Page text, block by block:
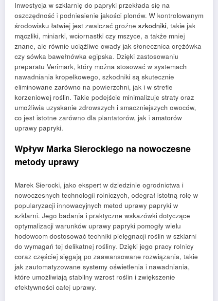
Inwestycja w szklarnię do papryki przekłada się na
oszczędność i podniesienie jakości plonów. W kontrolowanym
środowisku łatwiej jest zwalczać groźne szkodniki, takie jak
mączliki, miniarki, wciornastki czy mszyce, a także mniej
znane, ale równie uciążliwe owady jak słonecznica orężówka
czy sówka bawełnówka egipska. Dzięki zastosowaniu
preparatu Verimark, który można stosować w systemach
nawadniania kropelkowego, szkodniki są skutecznie
eliminowane zarówno na powierzchni, jak i w strefie
korzeniowej roślin. Takie podejście minimalizuje straty oraz
umożliwia uzyskanie zdrowszych i smaczniejszych owoców,
co jest istotne zarówno dla plantatorów, jak i amatorów
uprawy papryki.
Wpływ Marka Sierockiego na nowoczesne
metody uprawy
Marek Sierocki, jako ekspert w dziedzinie ogrodnictwa i
nowoczesnych technologii rolniczych, odegrał istotną rolę w
popularyzacji innowacyjnych metod uprawy papryki w
szklarni. Jego badania i praktyczne wskazówki dotyczące
optymalizacji warunków uprawy papryki pomogły wielu
hodowcom dostosować techniki pielęgnacji roślin w szklarni
do wymagań tej delikatnej rośliny. Dzięki jego pracy rolnicy
coraz częściej sięgają po zaawansowane rozwiązania, takie
jak zautomatyzowane systemy oświetlenia i nawadniania,
które umożliwiają stabilny wzrost roślin i zwiększenie
efektywności całej uprawy.